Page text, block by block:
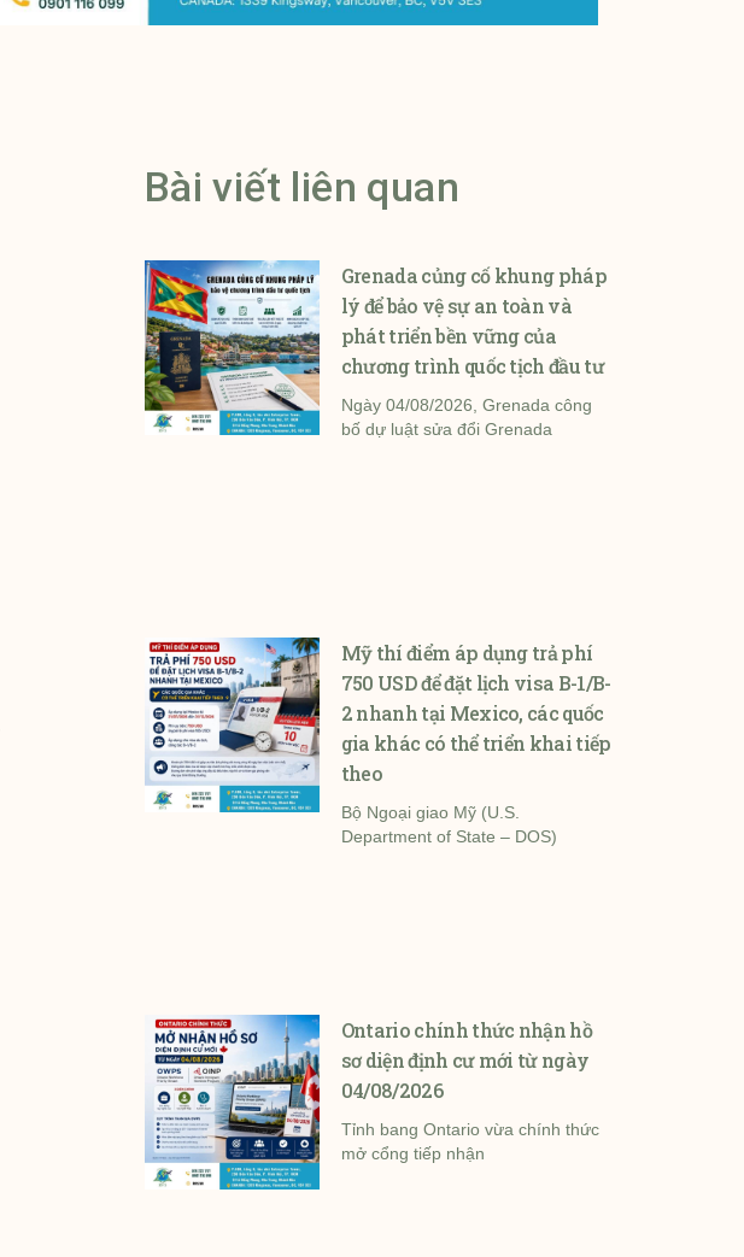
Bài viết liên quan
Grenada củng cố khung pháp
lý để bảo vệ sự an toàn và
phát triển bền vững của
chương trình quốc tịch đầu tư
Ngày 04/08/2026, Grenada công
bố dự luật sửa đổi Grenada
Mỹ thí điểm áp dụng trả phí
750 USD để đặt lịch visa B-1/B-
2 nhanh tại Mexico, các quốc
gia khác có thể triển khai tiếp
theo
Bộ Ngoại giao Mỹ (U.S.
Department of State – DOS)
Ontario chính thức nhận hồ
sơ diện định cư mới từ ngày
04/08/2026
Tỉnh bang Ontario vừa chính thức
mở cổng tiếp nhận